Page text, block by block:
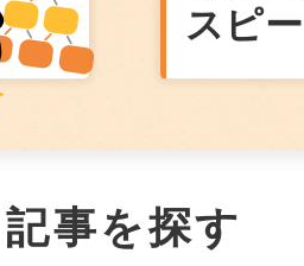
スピ
記事を探す